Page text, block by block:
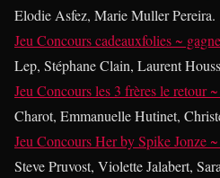
Elodie Asfez, Marie Muller Pereira.
Jeu Concours cadeauxfolies ~
Lep, Stéphane Clain, Laurent
Jeu Concours les 3 frères le retour
Charot, Emmanuelle Hutinet,
Jeu Concours Her by Spike Jonze
Steve Pruvost, Violette Jalabert,